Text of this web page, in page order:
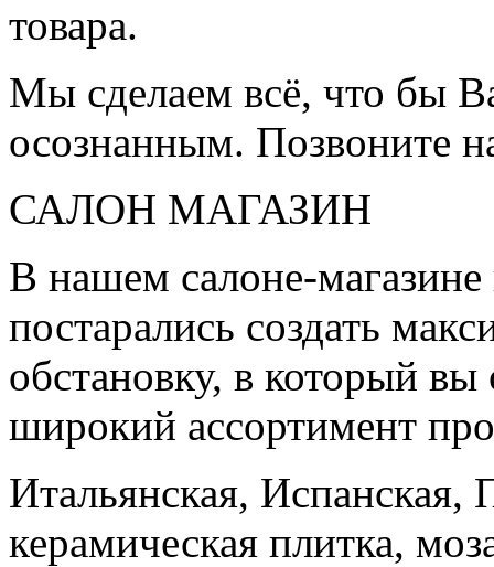
товара.
Мы сделаем всё, что бы
осознанным. Позвоните
САЛОН МАГАЗИН
В нашем салоне-
постарались создать
обстановку, в который
широкий ассортимент
Итальянская, Испанская,
керамическая плитка,